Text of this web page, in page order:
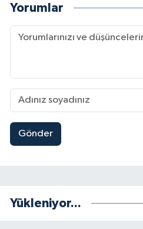
Yorumlar
Gönder
Yükleniyor...